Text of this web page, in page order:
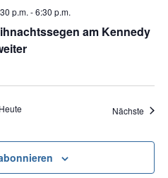
am Kennedy
p.m. -6:30 p.m.
Heute Nächste